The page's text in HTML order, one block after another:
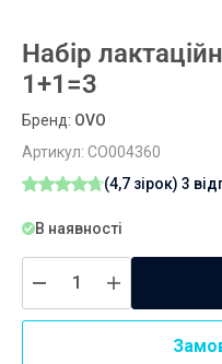
Набір
1+1=3
Бренд: OVO
Артикул: CO004360
(4,7 зірок) 3
В наявності